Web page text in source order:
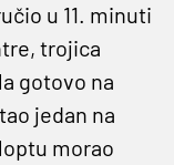
u 11. minuti
trojica
gotovo na
jedan na
morao